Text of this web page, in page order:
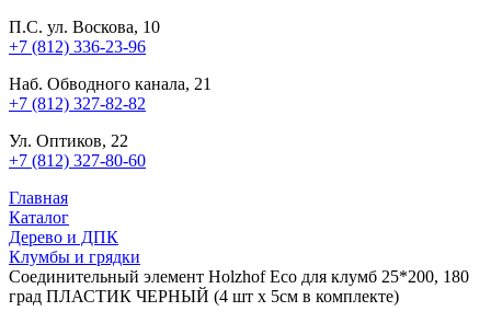
П.С. ул. Воскова, 10
+7 (812) 336-23-96
Наб. Обводного канала, 21
+7 (812) 327-82-82
Ул. Оптиков, 22
+7 (812) 327-80-60
Главная
Каталог
Дерево и ДПК
Клумбы и грядки
Соединительный элемент Holzhof Eco для клумб 25*200, 180
град ПЛАСТИК ЧЕРНЫЙ (4 шт х 5см в комплекте)